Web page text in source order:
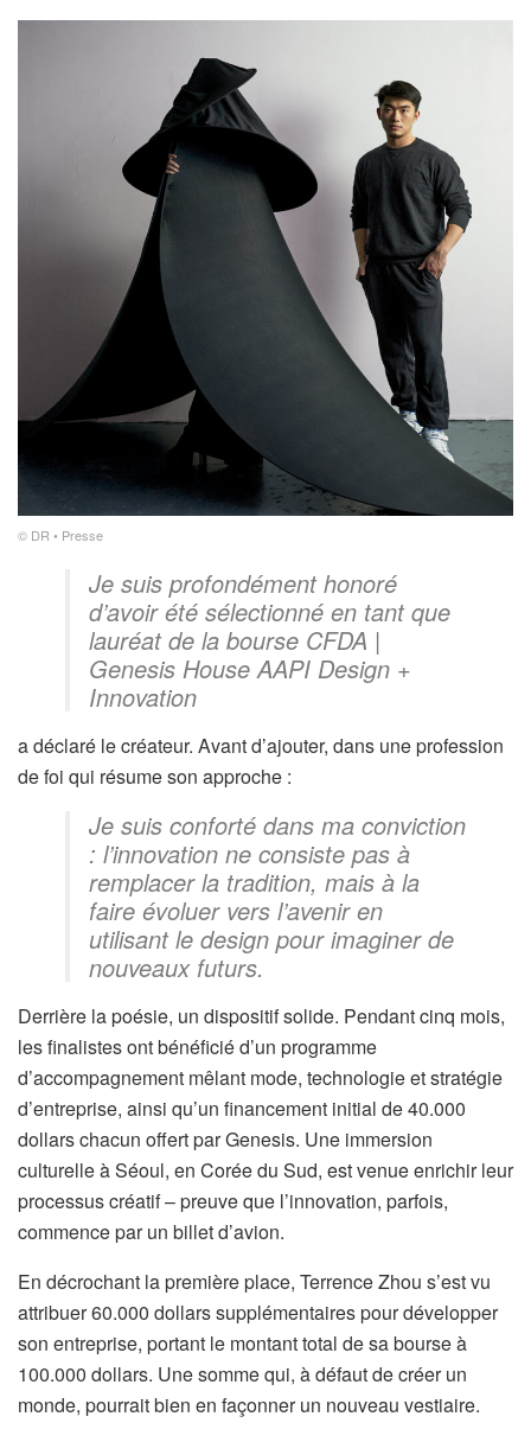
© DR • Presse
Je suis profondément honoré
d’avoir été sélectionné en tant que
lauréat de la bourse CFDA |
Genesis House AAPI Design +
Innovation
a déclaré le créateur. Avant d’ajouter, dans une profession
de foi qui résume son approche :
Je suis conforté dans ma conviction
: l’innovation ne consiste pas à
remplacer la tradition, mais à la
faire évoluer vers l’avenir en
utilisant le design pour imaginer de
nouveaux futurs.
Derrière la poésie, un dispositif solide. Pendant cinq mois,
les finalistes ont bénéficié d’un programme
d’accompagnement mêlant mode, technologie et stratégie
d’entreprise, ainsi qu’un financement initial de 40.000
dollars chacun offert par Genesis. Une immersion
culturelle à Séoul, en Corée du Sud, est venue enrichir leur
processus créatif – preuve que l’innovation, parfois,
commence par un billet d’avion.
En décrochant la première place, Terrence Zhou s’est vu
attribuer 60.000 dollars supplémentaires pour développer
son entreprise, portant le montant total de sa bourse à
100.000 dollars. Une somme qui, à défaut de créer un
monde, pourrait bien en façonner un nouveau vestiaire.